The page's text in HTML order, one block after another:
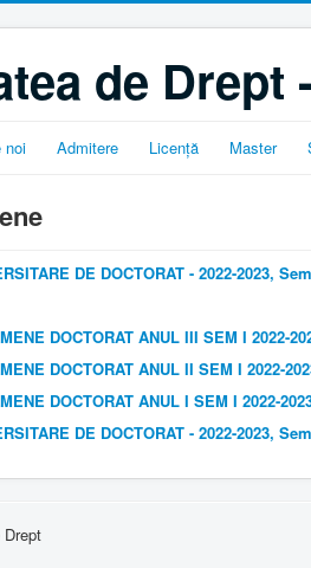
de Drept
noi Admitere Licență Master
DE DOCTORAT - 2022-2023,
DOCTORAT ANUL III SEM I 2022-
DOCTORAT ANUL II SEM I 2022-
DOCTORAT ANUL I SEM I 2022-
DE DOCTORAT - 2022-2023,